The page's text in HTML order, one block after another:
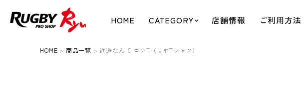
HOME CATEGORY 店舗情報 ご利用方法
HOME 商品一覧 近道なんて ロンT（長袖Tシャツ）